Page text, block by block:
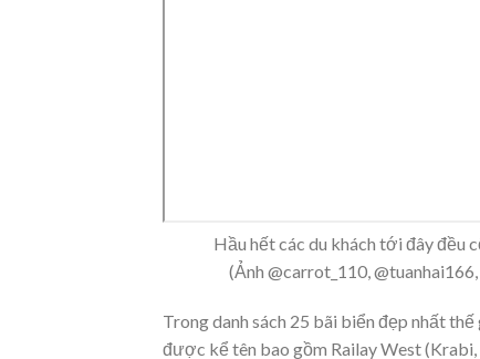
Hầu hết các du khách tới đây đều
(Ảnh @carrot_110,
Trong danh sách 25 bãi biển đẹp nhất
được kể tên bao gồm Railay West (Krabi,